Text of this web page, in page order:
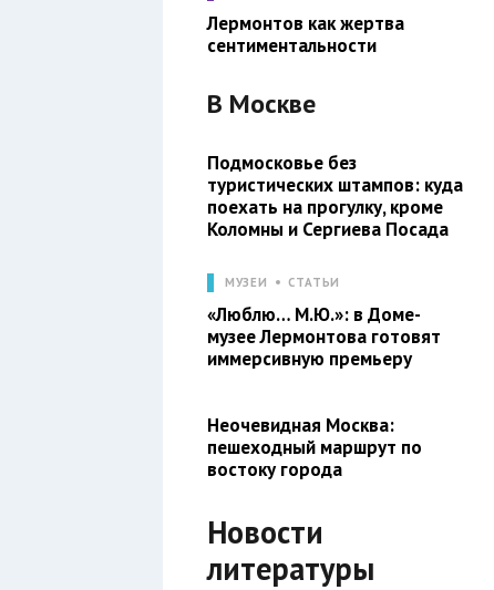
Лермонтов как жертва
сентиментальности
В Москве
Подмосковье без
туристических штампов: куда
поехать на прогулку, кроме
Коломны и Сергиева Посада
МУЗЕИ СТАТЬИ
«Люблю… М.Ю.»: в Доме-
музее Лермонтова готовят
иммерсивную премьеру
Неочевидная Москва:
пешеходный маршрут по
востоку города
Новости
литературы